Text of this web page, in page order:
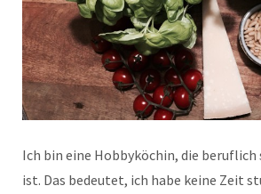
Ich bin eine Hobbyköchin, die
ist. Das bedeutet, ich habe keine Zeit